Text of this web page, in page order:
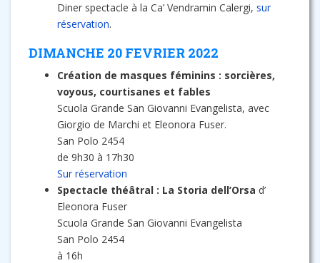
Diner spectacle à la Ca’ Vendramin Calergi, sur
réservation.
DIMANCHE 20 FEVRIER 2022
Création de masques féminins : sorcières,
voyous, courtisanes et fables
Scuola Grande San Giovanni Evangelista, avec
Giorgio de Marchi et Eleonora Fuser.
San Polo 2454
de 9h30 à 17h30
Sur réservation
Spectacle théâtral : La Storia dell’Orsa d’
Eleonora Fuser
Scuola Grande San Giovanni Evangelista
San Polo 2454
à 16h